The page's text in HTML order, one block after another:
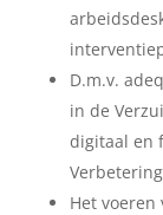
D.m.v.
in de
digitaal en
Het